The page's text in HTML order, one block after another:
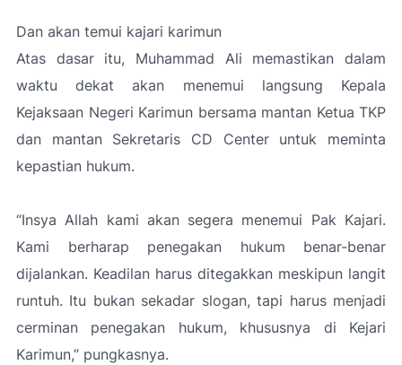
Dan akan temui kajari karimun
Atas dasar itu, Muhammad Ali memastikan dalam
waktu dekat akan menemui langsung Kepala
Kejaksaan Negeri Karimun bersama mantan Ketua TKP
dan mantan Sekretaris CD Center untuk meminta
kepastian hukum.
“Insya Allah kami akan segera menemui Pak Kajari.
Kami berharap penegakan hukum benar-benar
dijalankan. Keadilan harus ditegakkan meskipun langit
runtuh. Itu bukan sekadar slogan, tapi harus menjadi
cerminan penegakan hukum, khususnya di Kejari
Karimun,” pungkasnya.